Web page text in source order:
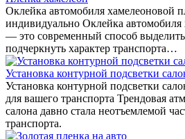
Оклейка автомобиля хамелеоновой
индивидуально Оклейка автомобиля
— это современный способ
подчеркнуть характер транспорта…
Установка контурной подсветки
Установка контурной подсветки
для вашего транспорта Трендовая
салона давно стала неотъемлемой
транспорта.